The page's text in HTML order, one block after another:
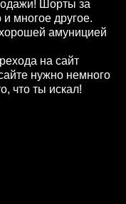
Шорты за
многое другое.
амуницией
на сайт
нужно немного
что ты искал!